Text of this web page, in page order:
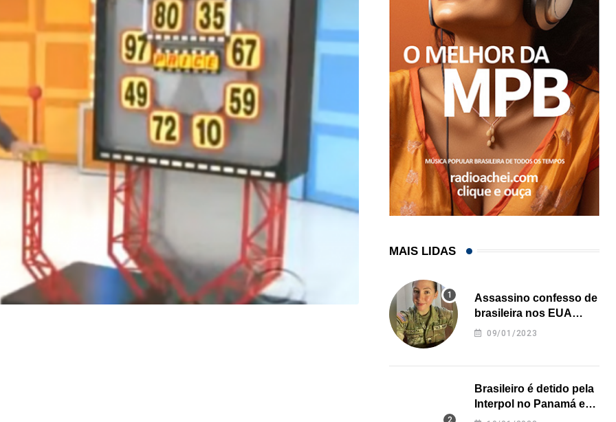
ESTADOS UNIDOS
MAIS LIDAS
Assassino confesso de
brasileira nos EUA
revela onde deixou o
09/01/2023
Brasileiro é detido pela
Interpol no Panamá e
pode pegar prisão